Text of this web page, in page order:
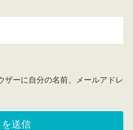
ザーに自分の名前、メールアドレ